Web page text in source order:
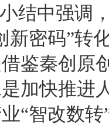
结中强调
新密码”转
鉴秦创原
加快推进
“智改数